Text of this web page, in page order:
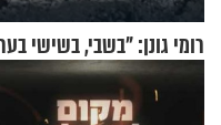
רומי גונן: "בשבי, בשישי